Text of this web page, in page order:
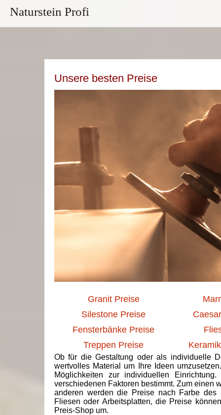
Naturstein Profi
Unsere besten Preise
Granit Preise
Silestone Preise
Fensterbänke Preise
Treppen Preise
Ob für die Gestaltung oder als individuelle
wertvolles Material um Ihre Ideen
Möglichkeiten zur individuellen
verschiedenen Faktoren bestimmt. Zum einen
anderen werden die Preise nach Farbe des
Fliesen oder Arbeitsplatten, die Preise
Preis-Shop um.